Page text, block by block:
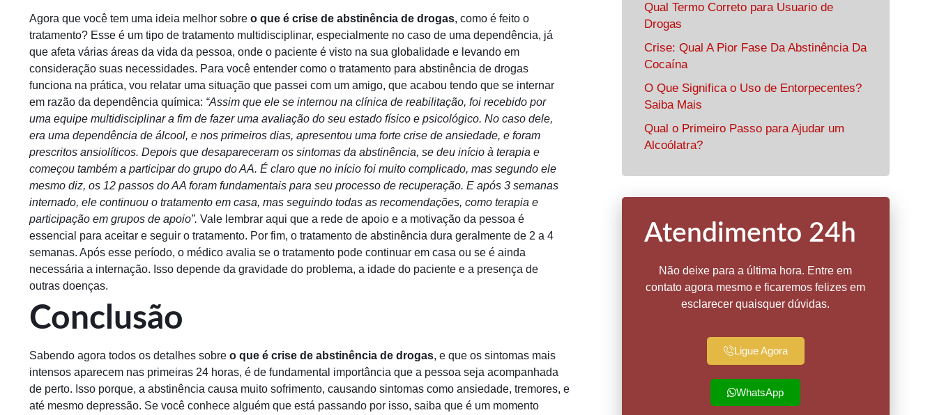
Agora que você tem uma ideia melhor sobre o que é crise de abstinência de drogas, como é feito o
tratamento? Esse é um tipo de tratamento multidisciplinar, especialmente no caso de uma dependência, já
que afeta várias áreas da vida da pessoa, onde o paciente é visto na sua globalidade e levando em
consideração suas necessidades. Para você entender como o tratamento para abstinência de drogas
funciona na prática, vou relatar uma situação que passei com um amigo, que acabou tendo que se internar
em razão da dependência química: “Assim que ele se internou na clínica de reabilitação, foi recebido por
uma equipe multidisciplinar a fim de fazer uma avaliação do seu estado físico e psicológico. No caso dele,
era uma dependência de álcool, e nos primeiros dias, apresentou uma forte crise de ansiedade, e foram
prescritos ansiolíticos. Depois que desapareceram os sintomas da abstinência, se deu início à terapia e
começou também a participar do grupo do AA. É claro que no início foi muito complicado, mas segundo ele
mesmo diz, os 12 passos do AA foram fundamentais para seu processo de recuperação. E após 3 semanas
internado, ele continuou o tratamento em casa, mas seguindo todas as recomendações, como terapia e
participação em grupos de apoio”. Vale lembrar aqui que a rede de apoio e a motivação da pessoa é
essencial para aceitar e seguir o tratamento. Por fim, o tratamento de abstinência dura geralmente de 2 a 4
semanas. Após esse período, o médico avalia se o tratamento pode continuar em casa ou se é ainda
necessária a internação. Isso depende da gravidade do problema, a idade do paciente e a presença de
outras doenças.
Conclusão
Sabendo agora todos os detalhes sobre o que é crise de abstinência de drogas, e que os sintomas mais
intensos aparecem nas primeiras 24 horas, é de fundamental importância que a pessoa seja acompanhada
de perto. Isso porque, a abstinência causa muito sofrimento, causando sintomas como ansiedade, tremores, e
até mesmo depressão. Se você conhece alguém que está passando por isso, saiba que é um momento
Qual Termo Correto para Usuario de
Drogas
Crise: Qual A Pior Fase Da Abstinência Da
Cocaína
O Que Significa o Uso de Entorpecentes?
Saiba Mais
Qual o Primeiro Passo para Ajudar um
Alcoólatra?
Atendimento 24h
Não deixe para a última hora. Entre em
contato agora mesmo e ficaremos felizes em
esclarecer quaisquer dúvidas.
Ligue Agora
WhatsApp